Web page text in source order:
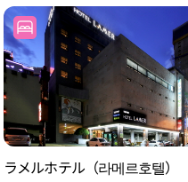
ラメルホテル（라메르호텔）